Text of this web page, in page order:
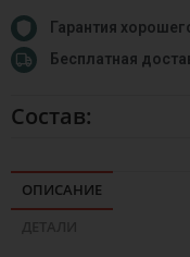
Гарантия
Бесплатная
Состав:
ОПИСАНИЕ